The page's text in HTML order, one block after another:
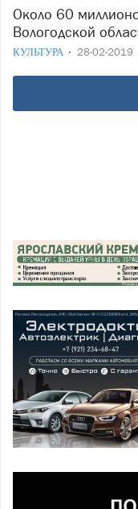
Около 60 миллионов рублей выделили в
Вологодской
КУЛЬТУРА 28-02-2019